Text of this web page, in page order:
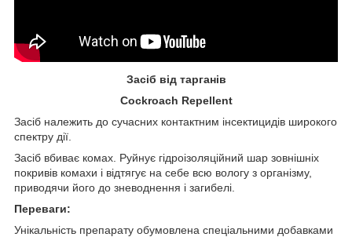
Засіб від тарганів
Cockroach Repellent
Засіб належить до сучасних контактним інсектицидів широкого
спектру дії.
Засіб вбиває комах. Руйнує гідроізоляційний шар зовнішніх
покривів комахи і відтягує на себе всю вологу з організму,
приводячи його до зневоднення і загибелі.
Переваги:
Унікальність препарату обумовлена спеціальними добавками